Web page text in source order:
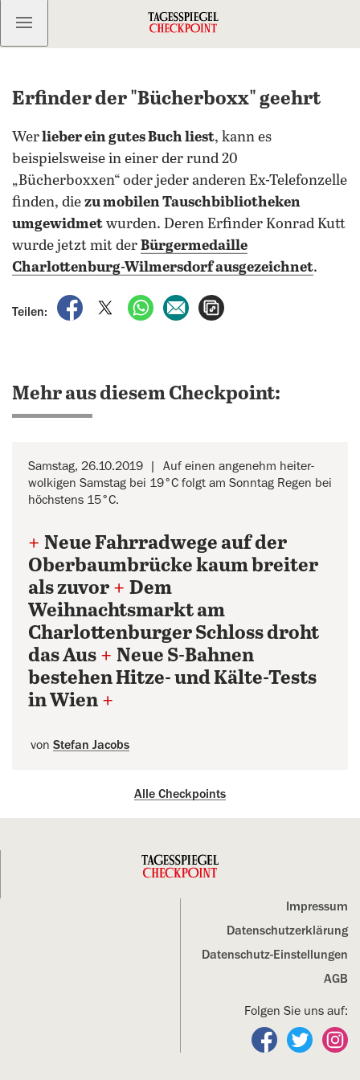
Kostenlos anmelden
Erfinder der "Bücherboxx" geehrt
Werlieber ein gutes Buch liest, kann es
beispielsweise in einer der rund 20
„Bücherboxxen“ oder jeder anderen Ex-Telefonzelle
finden, die zu mobilen Tauschbibliotheken
umgewidmet wurden. Deren Erfinder Konrad Kutt
wurde jetzt mit der Bürgermedaille
Charlottenburg-Wilmersdorf ausgezeichnet.
Teilen:
auf Facebook teilen
auf X teilenper WhatsApp teilen
per E-Mail teilen
Mehr aus diesem Checkpoint:
Samstag, 26.10.2019
Auf einen angenehm heiter-
wolkigen Samstag bei 19°C folgt am Sonntag Regen bei
höchstens 15°C.
+ Neue Fahrradwege auf der
Oberbaumbrücke kaum breiter
als zuvor + Dem
Weihnachtsmarkt am
Charlottenburger Schloss droht
das Aus + Neue S-Bahnen
bestehen Hitze- und Kälte-Tests
in Wien +
von Stefan Jacobs
Alle Checkpoints
Impressum
Datenschutz­erklärung
Datenschutz-Einstellungen
AGB
Folgen Sie uns auf:
Folgen Sie